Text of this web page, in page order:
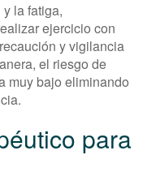
la fatiga,
ejercicio con
y vigilancia
el riesgo de
muy bajo eliminando
para